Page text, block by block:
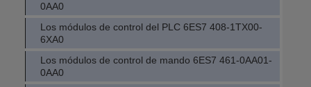
0AA0
Los módulos de control del PLC 6ES7 408-1TX00-
6XA0
Los módulos de control de mando 6ES7 461-0AA01-
0AA0